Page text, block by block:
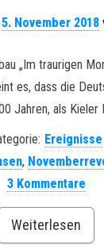
5. November 2018
„Im traurigen
es, dass die
Jahren, als
Ereignisse
,
3 Kommentare
Weiterlesen